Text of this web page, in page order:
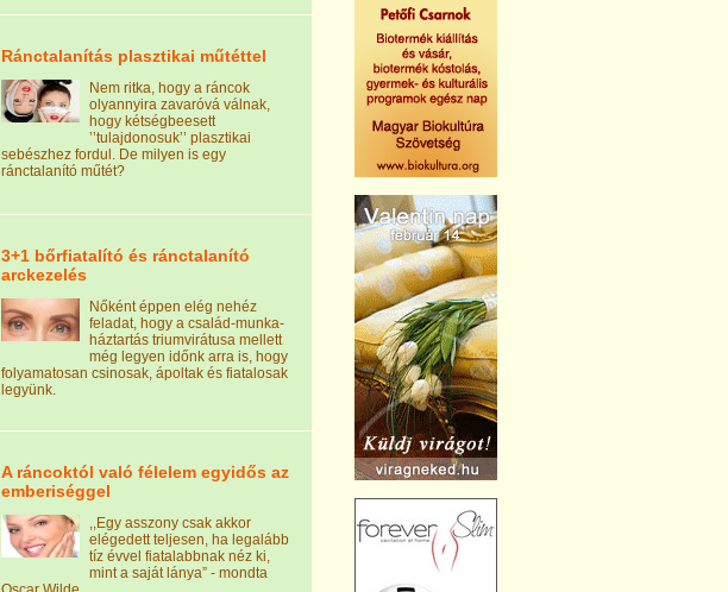
Ránctalanítás plasztikai műtéttel
Nem ritka, hogy a ráncok
olyannyira zavaróvá válnak,
hogy kétségbeesett
’’tulajdonosuk’’ plasztikai
sebészhez fordul. De milyen is egy
ránctalanító műtét?
3+1 bőrfiatalító és ránctalanító
arckezelés
Nőként éppen elég nehéz
feladat, hogy a család-munka-
háztartás triumvirátusa mellett
még legyen időnk arra is, hogy
folyamatosan csinosak, ápoltak és fiatalosak
legyünk.
A ráncoktól való félelem egyidős az
emberiséggel
,,Egy asszony csak akkor
elégedett teljesen, ha legalább
tíz évvel fiatalabbnak néz ki,
mint a saját lánya” - mondta